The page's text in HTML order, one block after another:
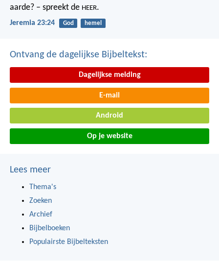
aarde? – spreekt de HEER.
Jeremia 23:24 God hemel
Ontvang de dagelijkse Bijbeltekst:
Dagelijkse melding
E-mail
Android
Op je website
Lees meer
Thema's
Zoeken
Archief
Bijbelboeken
Populairste Bijbelteksten